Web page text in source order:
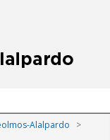
Alalpardo
>